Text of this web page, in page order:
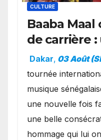
CULTURE
Baaba Maal
de carrière
présence
royale.
Dakar, 03 Août
tournée
musique
une nouvelle fois
une belle
hommage qui lui